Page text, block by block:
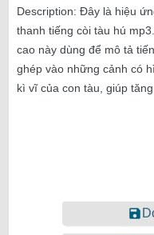
Description: Đây là hiệu
thanh tiếng còi tàu hú
cao này dùng để mô tả
ghép vào những cảnh có
kì vĩ của con tàu, giúp